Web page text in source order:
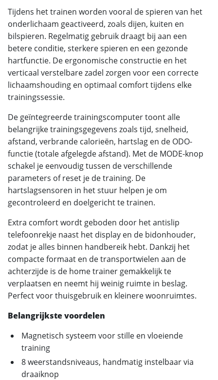
Tijdens het trainen worden vooral de spieren van het
onderlichaam geactiveerd, zoals dijen, kuiten en
bilspieren. Regelmatig gebruik draagt bij aan een
betere conditie, sterkere spieren en een gezonde
hartfunctie. De ergonomische constructie en het
verticaal verstelbare zadel zorgen voor een correcte
lichaamshouding en optimaal comfort tijdens elke
trainingssessie.
De geïntegreerde trainingscomputer toont alle
belangrijke trainingsgegevens zoals tijd, snelheid,
afstand, verbrande calorieën, hartslag en de ODO-
functie (totale afgelegde afstand). Met de MODE-knop
schakel je eenvoudig tussen de verschillende
parameters of reset je de training. De
hartslagsensoren in het stuur helpen je om
gecontroleerd en doelgericht te trainen.
Extra comfort wordt geboden door het antislip
telefoonrekje naast het display en de bidonhouder,
zodat je alles binnen handbereik hebt. Dankzij het
compacte formaat en de transportwielen aan de
achterzijde is de home trainer gemakkelijk te
verplaatsen en neemt hij weinig ruimte in beslag.
Perfect voor thuisgebruik en kleinere woonruimtes.
Belangrijkste voordelen
Magnetisch systeem voor stille en vloeiende
training
8 weerstandsniveaus, handmatig instelbaar via
draaiknop